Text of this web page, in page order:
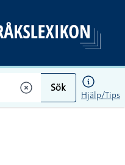
Sök
Hjälp/Tips